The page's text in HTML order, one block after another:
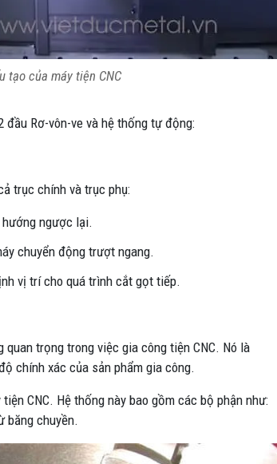
tạo của máy tiện CNC
đầu Rơ-vôn-ve và hệ thống tự động:
trục chính và trục phụ:
ngược lại.
chuyển động trượt ngang.
vị trí cho quá trình cắt gọt tiếp.
trọng trong việc gia công tiện CNC. Nó là
chính xác của sản phẩm gia công.
CNC. Hệ thống này bao gồm các bộ phận như:
băng chuyền.